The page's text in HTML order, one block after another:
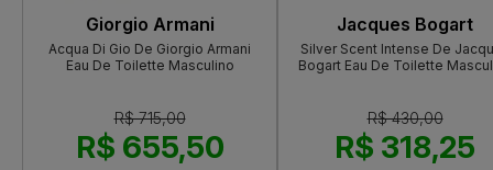
Giorgio Armani
Acqua Di Gio De Giorgio Armani
Eau De Toilette Masculino
R$ 715,00
R$ 655,50
Jacques Bogart
Silver Scent Intense De
Bogart Eau De Toilette
R$ 430,00
R$ 318,25